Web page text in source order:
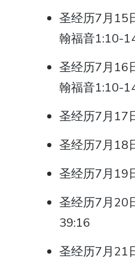
圣经历7月15
翰福音1:10-
圣经历7月16
翰福音1:10-
圣经历7月17
圣经历7月18
圣经历7月19
圣经历7月20
39:16
圣经历7月21